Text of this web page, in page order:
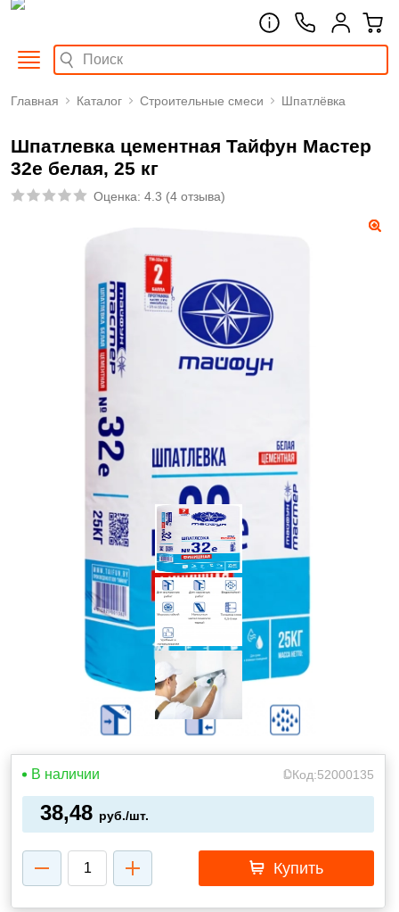
Главная Каталог Строительные смеси Шпатлёвка
Шпатлевка цементная Тайфун Мастер
32е белая, 25 кг
Оценка: 4.3 (4 отзыва)
В наличии Код:52000135
38,48 руб./шт.
Купить